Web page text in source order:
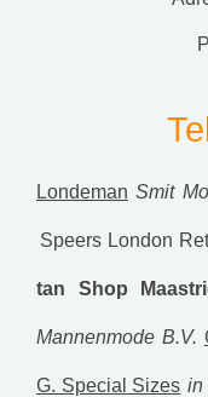
Londeman Smit
Speers London
tan Shop
Mannenmode B.V.
G. Special Sizes in